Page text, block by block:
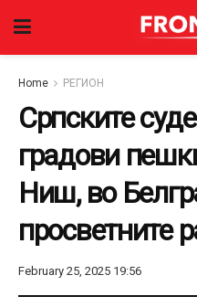
Home РЕГИОН
Српските
градови
Ниш, во
просветните
February 25, 2025 19:56